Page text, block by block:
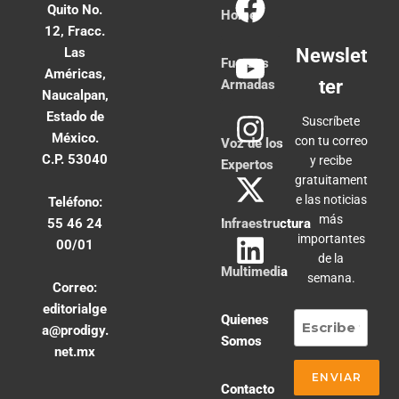
Quito No.
12, Fracc.
Las
Américas,
Naucalpan,
Estado de
México.
C.P. 53040
Teléfono:
55 46 24
00/01
Correo:
editorialge
a@prodigy.
net.mx
Home
Fuerzas
Armadas
Voz de los
Expertos
Infraestructura
Multimedia
Quienes
Somos
Contacto
Newslet
ter
Suscríbete
con tu correo
y recibe
gratuitament
e las noticias
más
importantes
de la
semana.